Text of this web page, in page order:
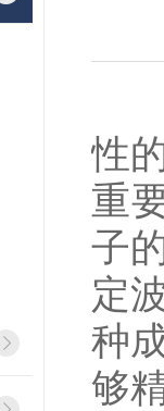
性
重
子
定
种
够